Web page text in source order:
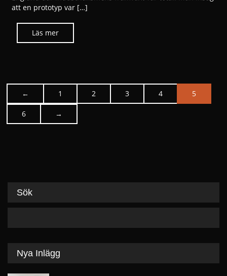
att en prototyp var […]
← 1 2 3 4 5
6 →
Sök
Nya Inlägg